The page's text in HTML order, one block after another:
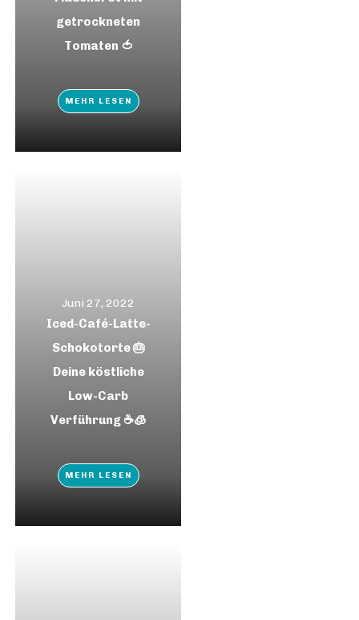
getrockneten
Tomaten 🍅
MEHR LESEN
Juni 27, 2022
Iced-Café-Latte-
Schokotorte 🎂
Deine köstliche
Low-Carb
Verführung ☕️🧊
MEHR LESEN